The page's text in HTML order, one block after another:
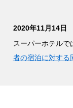
2020年11月14日
スーパーホテル
者の宿泊に対する